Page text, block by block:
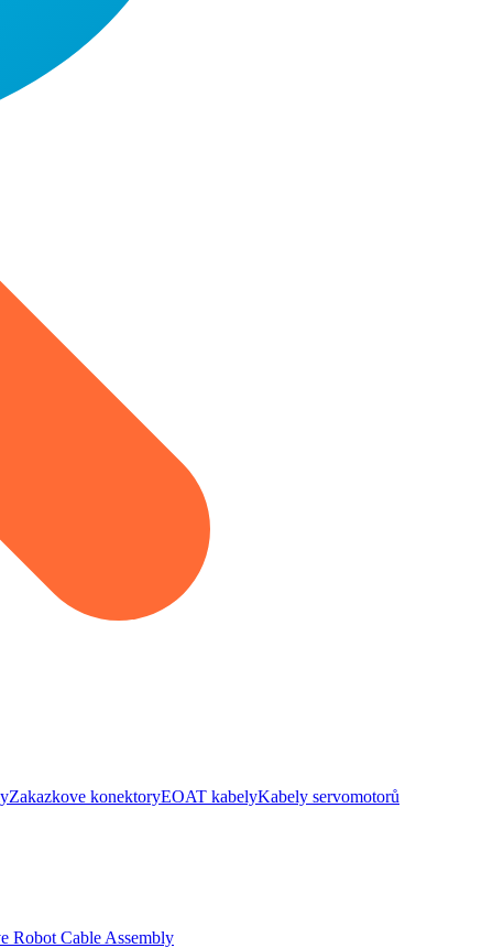
Zakazkove konektoryEOAT kabelyKabely servomotorů
Robot Cable Assembly